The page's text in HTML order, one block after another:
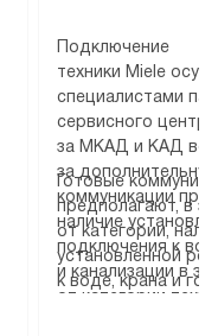
Подключение
техники Miele
специалистами
сервисного
за МКАД и КАД
за
коммуникации
наличие
подключения к
и канализации в
от категории
Готовые
предполагают, в
от категории,
установленной
к воде, крана и